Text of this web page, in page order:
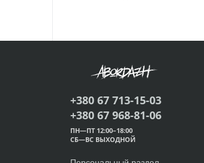
+380 67 713-15-03
+380 67 968-81-06
ПН—ПТ 12:00–18:00
СБ—ВС ВЫХОДНОЙ